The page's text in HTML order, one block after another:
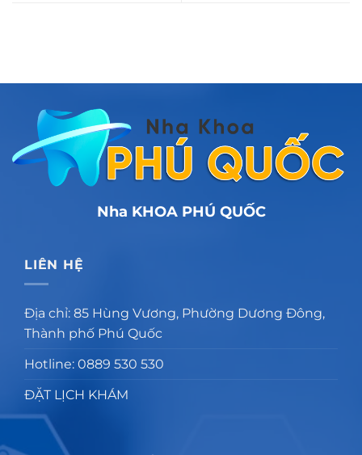
Nha KHOA PHÚ QUỐC
LIÊN HỆ
Địa chỉ: 85 Hùng Vương, Phường Dương Đông,
Thành phố Phú Quốc
Hotline: 0889 530 530
ĐẶT LỊCH KHÁM